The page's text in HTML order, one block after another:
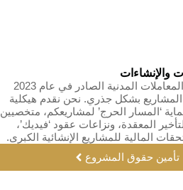
والإنشاءات
لقد أعاد نظام المعاملات المدنية الصادر في عام 2023
بشكل جذري. نحن نقدم هيكلية
‘المسار الحرج’ لمشاريعكم، متخصيين
المعقدة، ونزاعات عقود ‘فيديك’،
المالية للمشاريع الإنشائية الكبرى.
تأمين حقوق المشروع